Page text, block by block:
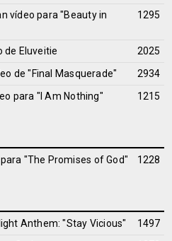
vídeo para "Beauty in
1295
de Eluveitie
2025
de "Final Masquerade"
2934
para "I Am Nothing"
1215
"The Promises of God" 1228
Anthem: "Stay Vicious"
1497